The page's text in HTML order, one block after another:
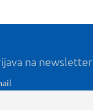
na newsletter